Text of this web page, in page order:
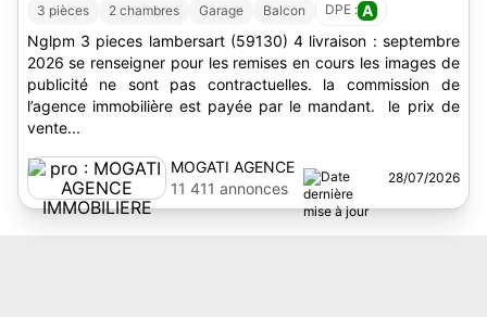
3 pièces 2 chambres Garage Balcon DPE : A
Nglpm 3 pieces lambersart (59130) 4 livraison : septembre
2026 se renseigner pour les remises en cours les images de
publicité ne sont pas contractuelles. la commission de
l’agence immobilière est payée par le mandant. le prix de
vente...
MOGATI AGENCE
IMMOBILIERE
11 411 annonces
28/07/2026